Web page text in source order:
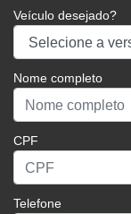
Veículo desejado?
Nome completo
CPF
Telefone